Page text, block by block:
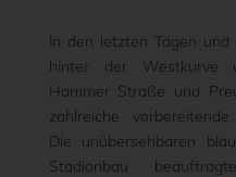
In den letzten Tagen
hinter der Westkurve
Hammer Straße und
zahlreiche
Die unübersehbaren
Stadionbau